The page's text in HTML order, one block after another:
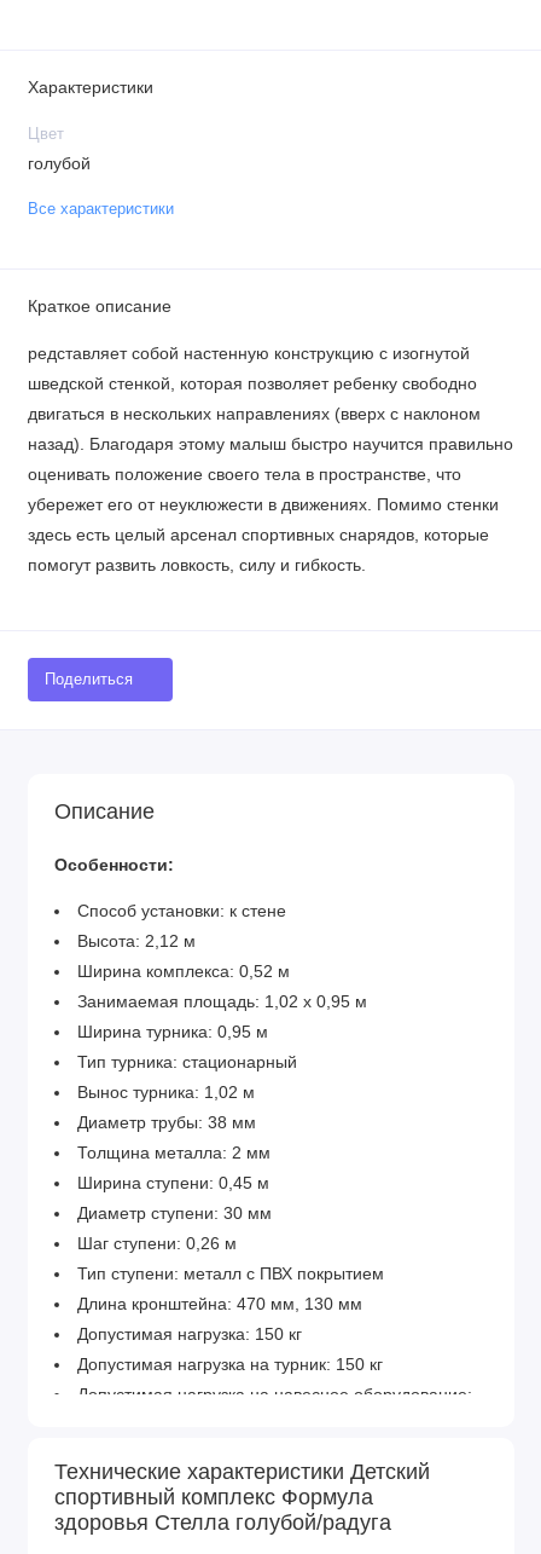
Характеристики
Цвет
голубой
Все характеристики
Краткое описание
редставляет собой настенную конструкцию с изогнутой
шведской стенкой, которая позволяет ребенку свободно
двигаться в нескольких направлениях (вверх с наклоном
назад). Благодаря этому малыш быстро научится правильно
оценивать положение своего тела в пространстве, что
убережет его от неуклюжести в движениях. Помимо стенки
здесь есть целый арсенал спортивных снарядов, которые
помогут развить ловкость, силу и гибкость.
Поделиться
Описание
Особенности:
Способ установки: к стене
Высота: 2,12 м
Ширина комплекса: 0,52 м
Занимаемая площадь: 1,02 х 0,95 м
Ширина турника: 0,95 м
Тип турника: стационарный
Вынос турника: 1,02 м
Диаметр трубы: 38 мм
Толщина металла: 2 мм
Ширина ступени: 0,45 м
Диаметр ступени: 30 мм
Шаг ступени: 0,26 м
Тип ступени: металл с ПВХ покрытием
Длина кронштейна: 470 мм, 130 мм
Допустимая нагрузка: 150 кг
Допустимая нагрузка на турник: 150 кг
Допустимая нагрузка на навесное оборудование:
Технические характеристики Детский
спортивный комплекс Формула
здоровья Стелла голубой/радуга